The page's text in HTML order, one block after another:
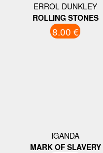
ERROL DUNKLEY
ROLLING STONES
8.00 €
IGANDA
MARK OF SLAVERY